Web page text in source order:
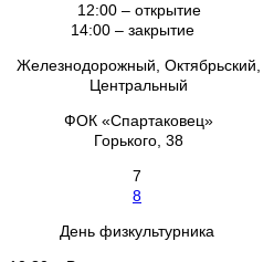
12:00 – открытие
14:00 – закрытие
Железнодорожный, Октябрьский,
Центральный
ФОК «Спартаковец»
Горького, 38
7
8
День физкультурника